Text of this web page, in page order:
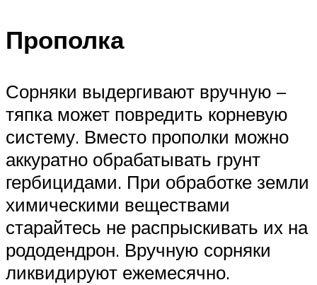
Прополка
Сорняки выдергивают вручную –
тяпка может повредить корневую
систему. Вместо прополки можно
аккуратно обрабатывать грунт
гербицидами. При обработке земли
химическими веществами
старайтесь не распрыскивать их на
рододендрон. Вручную сорняки
ликвидируют ежемесячно.